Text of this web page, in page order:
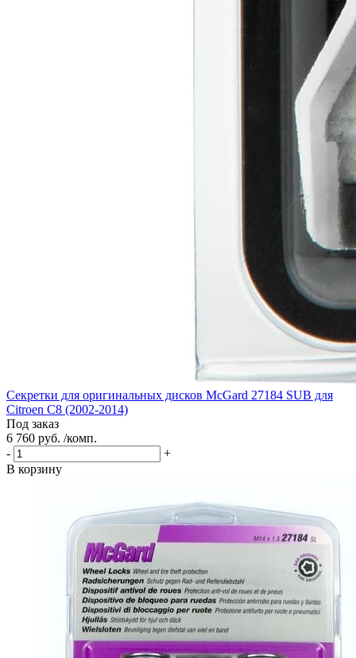
Секретки для оригинальных дисков McGard 27184 SUB для
Citroen C8 (2002-2014)
Под заказ
6 760 руб. /комп.
-
+
В корзину